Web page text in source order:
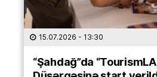
15.07.2026 - 13:30
“Şahdağ”da